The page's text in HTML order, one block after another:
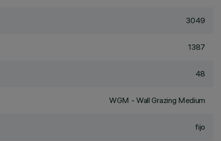
3049
1387
48
WGM - Wall Grazing Medium
fijo